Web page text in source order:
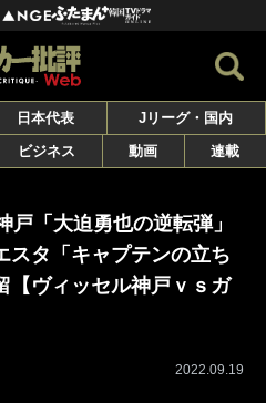
日本代表
Jリーグ・国内
ビジネス 動画 連載
戸「大迫勇也の逆転弾」
スタ「キャプテンの立ち
【ヴィッセル神戸ｖｓガ
2022.09.19